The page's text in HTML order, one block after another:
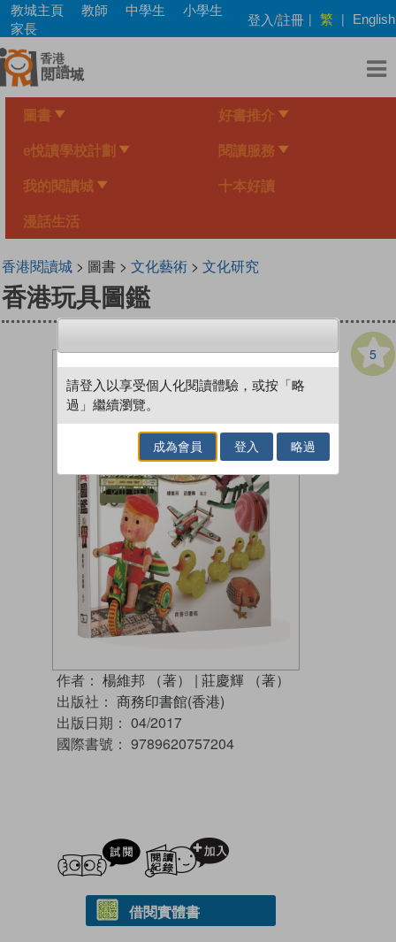
Skip
main
content
教城主頁 教師 中學生
小學生
家長
登入/註冊 | 繁 | English
圖書 好書推介
e悅讀學校計劃 閱讀服務
我的閱讀城 十本好讀
漫話生活
香港閱讀城> 圖書 > 文化藝術> 文化研究
香港玩具圖鑑
5
作者： 楊維邦 （著） | 莊慶輝 （著）
出版社： 商務印書館(香港)
出版日期： 04/2017
國際書號： 9789620757204
試閲
借閱實體書
請登入以享受個人化閱讀體驗，或按「略
過」繼續瀏覽。
成為會員 登入 略過